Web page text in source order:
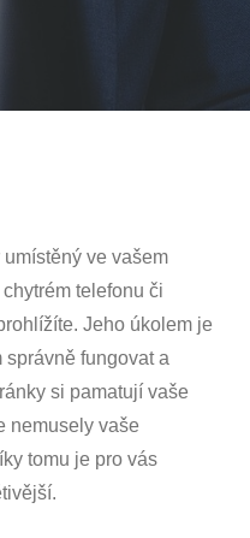
ve vašem
telefonu či
Jeho úkolem je
fungovat a
si pamatují vaše
nemusely vaše
tomu je pro vás